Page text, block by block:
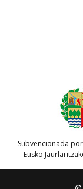
Subvencionada
Eusko